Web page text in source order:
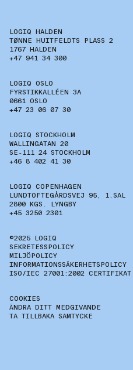
LOGIQ HALDEN
TØNNE HUITFELDTS PLASS 2
1767 HALDEN
+47 941 34 300
LOGIQ OSLO
FYRSTIKKALLÉEN 3A
0661 OSLO
+47 23 06 07 30
LOGIQ STOCKHOLM
WALLINGATAN 20
SE-111 24 STOCKHOLM
+46 8 402 41 30
LOGIQ COPENHAGEN
LUNDTOFTEGÅRDSVEJ 95, 1.SAL
2800 KGS. LYNGBY
+45 3250 2301
©2025 LOGIQ
SEKRETESSPOLICY
MILJÖPOLICY
INFORMATIONSSÄKERHETSPOLICY
ISO/IEC 27001:2002 CERTIFIKAT
COOKIES
ÄNDRA DITT MEDGIVANDE
TA TILLBAKA SAMTYCKE